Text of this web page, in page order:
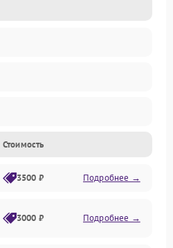
Стоимость
3500 ₽ Подробнее →
3000 ₽ Подробнее →